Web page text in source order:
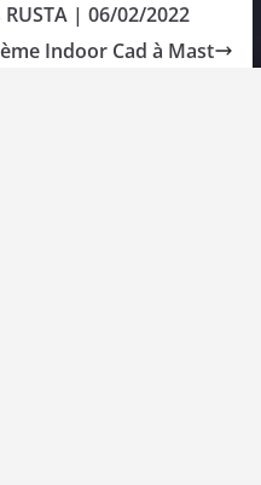
| 06/02/2022
Indoor Cad à Mast